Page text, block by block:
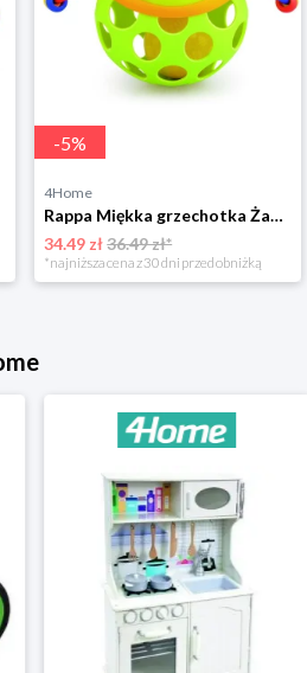
-5%
4Home
Rappa Miękka grzechotka Żaba, 17 cm x 11 cm
34.49 zł36.49 zł*
*najniższa cena z 30 dni przed obniżką